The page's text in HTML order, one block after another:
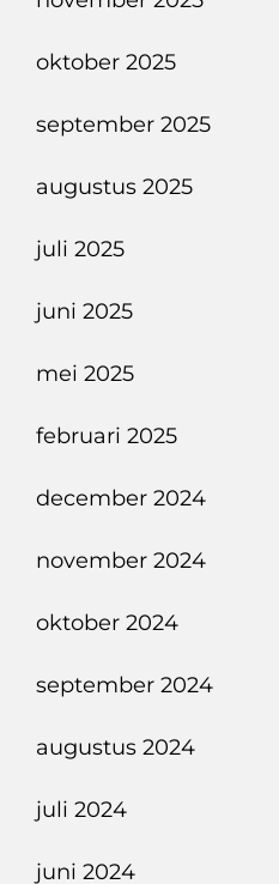
oktober 2025
september 2025
augustus 2025
juli 2025
juni 2025
mei 2025
februari 2025
december 2024
november 2024
oktober 2024
september 2024
augustus 2024
juli 2024
juni 2024